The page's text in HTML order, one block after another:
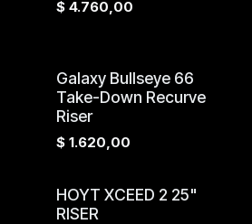
$ 4.760,00
Galaxy Bullseye 66
Take-Down Recurve
Riser
$ 1.620,00
HOYT XCEED 2 25"
RISER